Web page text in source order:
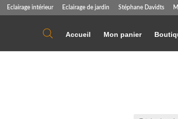
Eclairage intérieur Eclairage de jardin Stéphane Davidts
Accueil Mon panier